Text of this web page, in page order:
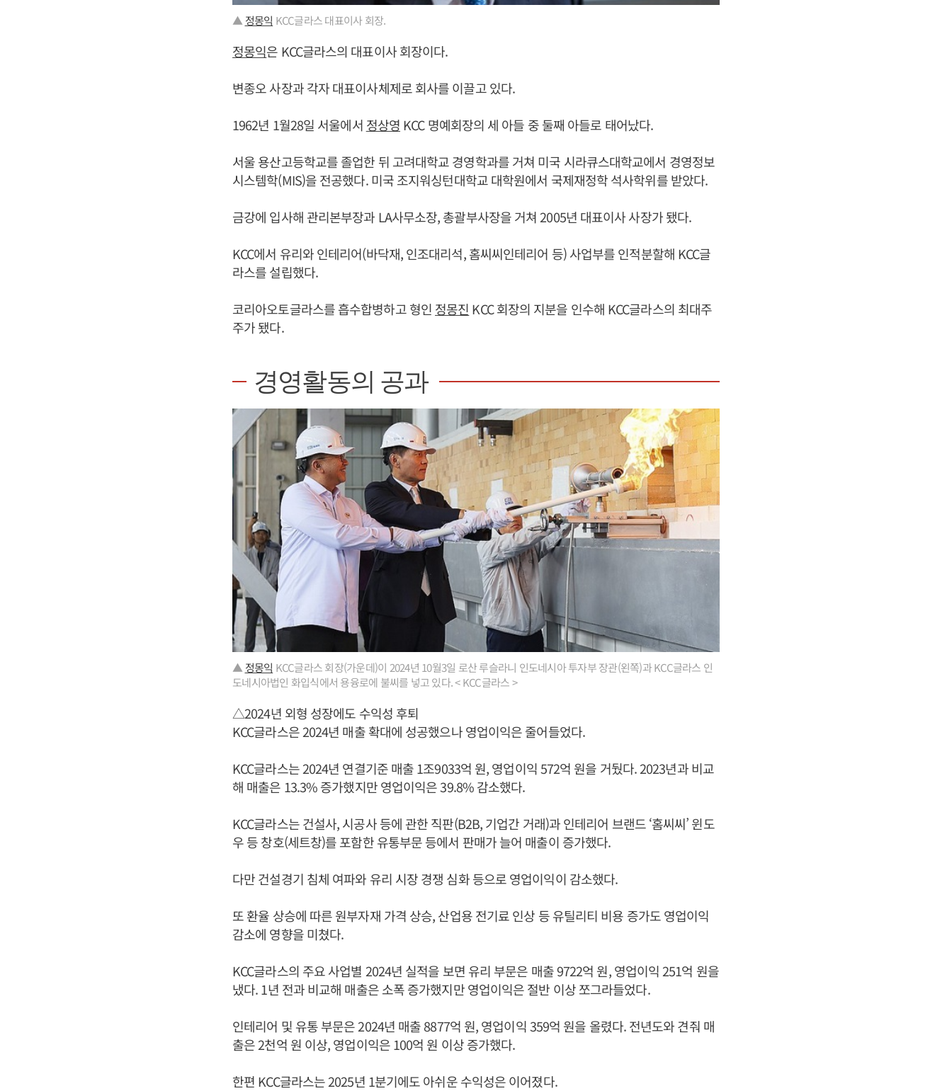
▲ 정몽익 KCC글라스 대표이사 회장.
정몽익은 KCC글라스의 대표이사 회장이다.
변종오 사장과 각자 대표이사체제로 회사를 이끌고 있다.
1962년 1월28일 서울에서 정상영 KCC 명예회장의 세 아들 중 둘째 아들로 태어났다.
서울 용산고등학교를 졸업한 뒤 고려대학교 경영학과를 거쳐 미국 시라큐스대학교에서 경영정보
시스템학(MIS)을 전공했다. 미국 조지워싱턴대학교 대학원에서 국제재정학 석사학위를 받았다.
금강에 입사해 관리본부장과 LA사무소장, 총괄부사장을 거쳐 2005년 대표이사 사장가 됐다.
KCC에서 유리와 인테리어(바닥재, 인조대리석, 홈씨씨인테리어 등) 사업부를 인적분할해 KCC글
라스를 설립했다.
코리아오토글라스를 흡수합병하고 형인 정몽진 KCC 회장의 지분을 인수해 KCC글라스의 최대주
주가 됐다.
경영활동의 공과
▲ 정몽익 KCC글라스 회장(가운데)이 2024년 10월3일 로산 루슬라니 인도네시아 투자부 장관(왼쪽)과 KCC글라스 인
도네시아법인 화입식에서 용융로에 불씨를 넣고 있다. < KCC글라스 >
△2024년 외형 성장에도 수익성 후퇴
KCC글라스은 2024년 매출 확대에 성공했으나 영업이익은 줄어들었다.
KCC글라스는 2024년 연결기준 매출 1조9033억 원, 영업이익 572억 원을 거뒀다. 2023년과 비교
해 매출은 13.3% 증가했지만 영업이익은 39.8% 감소했다.
KCC글라스는 건설사, 시공사 등에 관한 직판(B2B, 기업간 거래)과 인테리어 브랜드 ‘홈씨씨’ 윈도
우 등 창호(세트창)를 포함한 유통부문 등에서 판매가 늘어 매출이 증가했다.
다만 건설경기 침체 여파와 유리 시장 경쟁 심화 등으로 영업이익이 감소했다.
또 환율 상승에 따른 원부자재 가격 상승, 산업용 전기료 인상 등 유틸리티 비용 증가도 영업이익
감소에 영향을 미쳤다.
KCC글라스의 주요 사업별 2024년 실적을 보면 유리 부문은 매출 9722억 원, 영업이익 251억 원을
냈다. 1년 전과 비교해 매출은 소폭 증가했지만 영업이익은 절반 이상 쪼그라들었다.
인테리어 및 유통 부문은 2024년 매출 8877억 원, 영업이익 359억 원을 올렸다. 전년도와 견줘 매
출은 2천억 원 이상, 영업이익은 100억 원 이상 증가했다.
한편 KCC글라스는 2025년 1분기에도 아쉬운 수익성은 이어졌다.